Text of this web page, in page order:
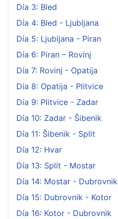
Día 3: Bled
Día 4: Bled - Ljubljana
Día 5: Ljubljana - Piran
Día 6: Piran – Rovinj
Día 7: Rovinj - Opatija
Día 8: Opatija - Plitvice
Día 9: Plitvice - Zadar
Día 10: Zadar - Šibenik
Día 11: Šibenik - Split
Día 12: Hvar
Día 13: Split - Mostar
Día 14: Mostar - Dubrovnik
Día 15: Dubrovnik - Kotor
Día 16: Kotor - Dubrovnik